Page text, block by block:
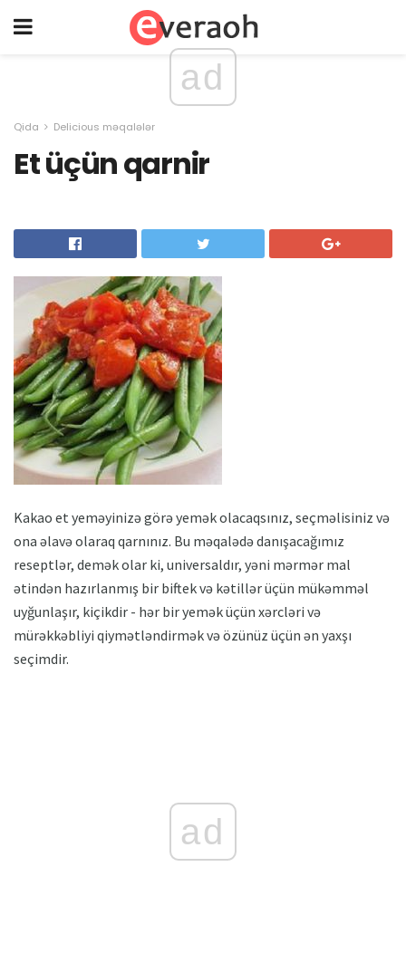
ad
Qida Delicious məqalələr
Et üçün qarnir
Kakao et yeməyinizə görə yemək olacaqsınız, seçməlisiniz və
ona əlavə olaraq qarnınız. Bu məqalədə danışacağımız
reseptlər, demək olar ki, universaldır, yəni mərmər mal
ətindən hazırlanmış bir biftek və kətillər üçün mükəmməl
uyğunlaşır, kiçikdir - hər bir yemək üçün xərcləri və
mürəkkəbliyi qiymətləndirmək və özünüz üçün ən yaxşı
seçimdir.
ad